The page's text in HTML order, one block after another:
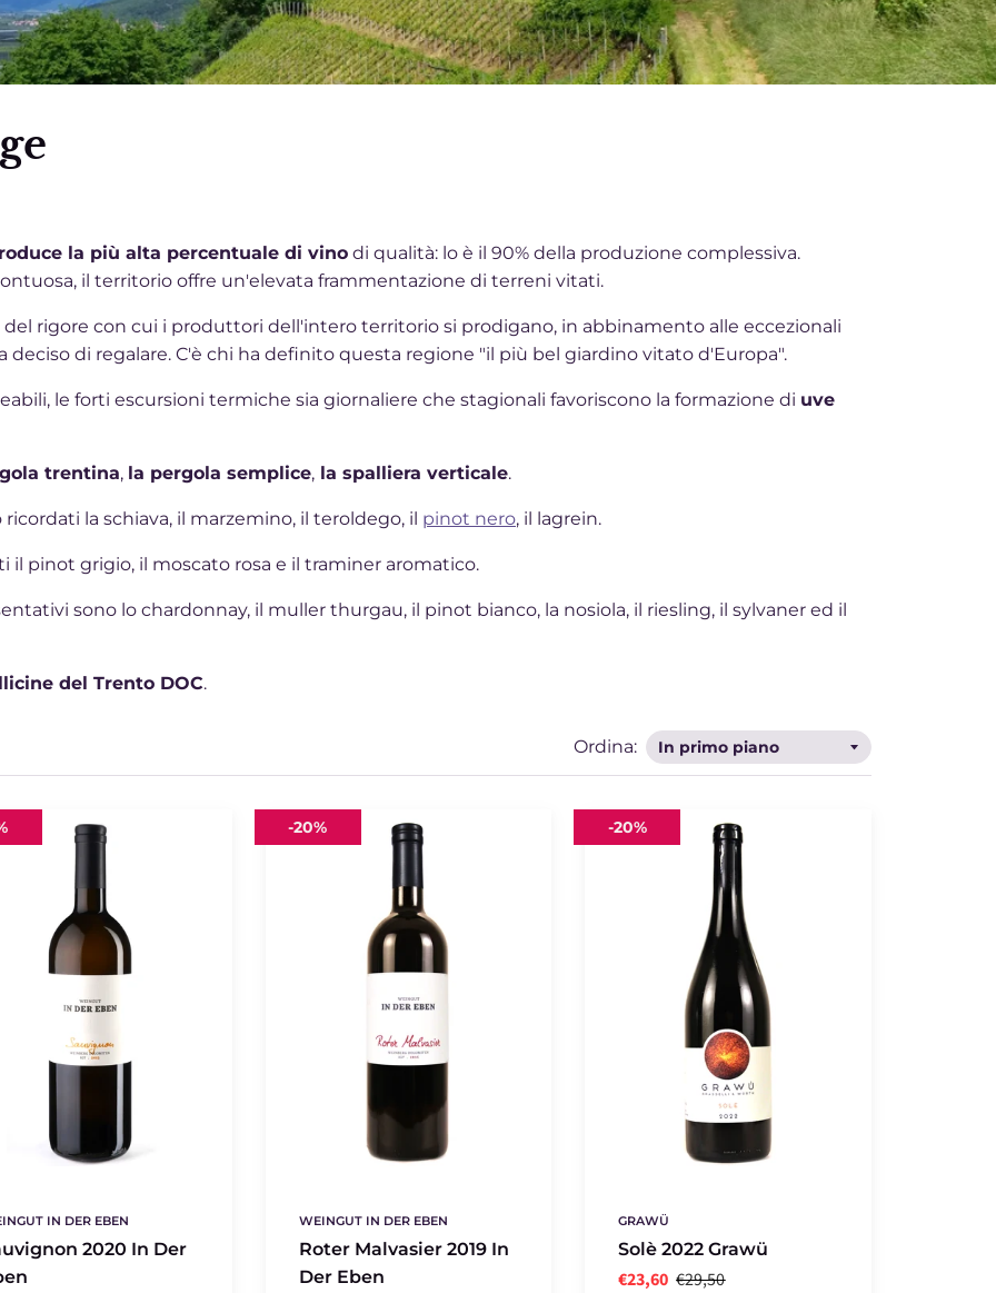
la più alta percentuale di vino di qualità: lo è il 90% della produzione complessiva.
il territorio offre un'elevata frammentazione di terreni vitati.
rigore con cui i produttori dell'intero territorio si prodigano, in abbinamento alle eccezionali
di regalare. C'è chi ha definito questa regione "il più bel giardino vitato d'Europa".
le forti escursioni termiche sia giornaliere che stagionali favoriscono la formazione di uve
trentina, la pergola semplice, la spalliera verticale.
la schiava, il marzemino, il teroldego, il pinot nero, il lagrein.
il pinot grigio, il moscato rosa e il traminer aromatico.
sono lo chardonnay, il muller thurgau, il pinot bianco, la nosiola, il riesling, il sylvaner ed il
del Trento DOC.
Ordina:
IN DER EBEN
2020 In Der
Roter
Malvasier
WEINGUT IN DER EBEN
Roter Malvasier 2019 In
Der Eben
-20%
Solè
2022
GRAWÜ
Solè 2022 Grawü
€23,60 €29,50
-20%